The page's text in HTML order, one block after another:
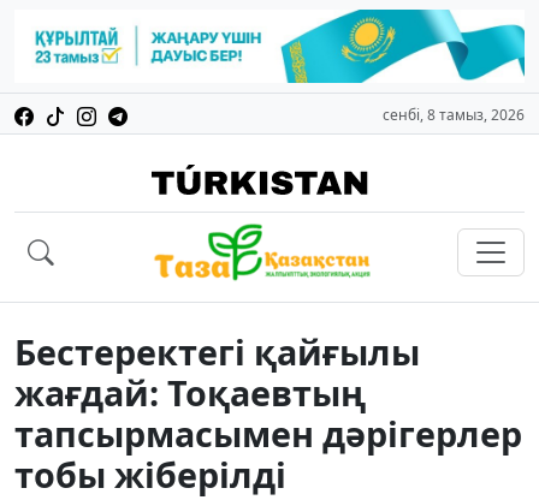
сенбі, 8 тамыз, 2026
Бестеректегі қайғылы
жағдай: Тоқаевтың
тапсырмасымен дәрігерлер
тобы жіберілді